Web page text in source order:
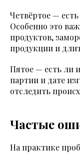
Четвёртое —
Особенно это
продуктов,
продукции и
Пятое — есть ли
партии и дате
отследить
Частые
На практике